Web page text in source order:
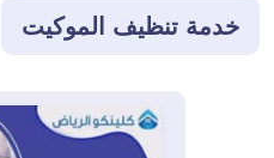
خدمة تنظيف الموكيت